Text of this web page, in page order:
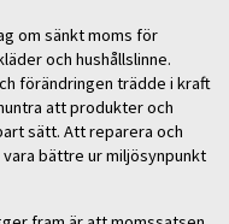
om sänkt moms för
och hushållslinne.
förändringen trädde i kraft
att produkter och
sätt. Att reparera och
bättre ur miljösynpunkt